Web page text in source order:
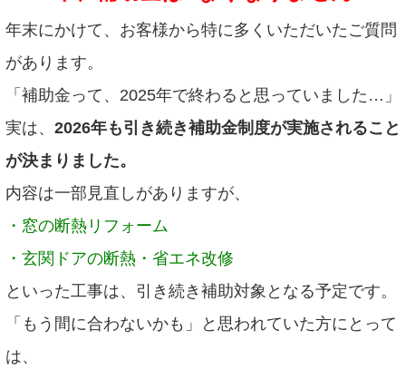
年末にかけて、お客様から特に多くいただいたご質問
があります。
「補助金って、2025年で終わると思っていました…」
実は、 2026年も引き続き補助金制度が実施されること
が決まりました。
内容は一部見直しがありますが、
・窓の断熱リフォーム
・玄関ドアの断熱・省エネ改修
といった工事は、引き続き補助対象となる予定です。
「もう間に合わないかも」と思われていた方にとって
は、